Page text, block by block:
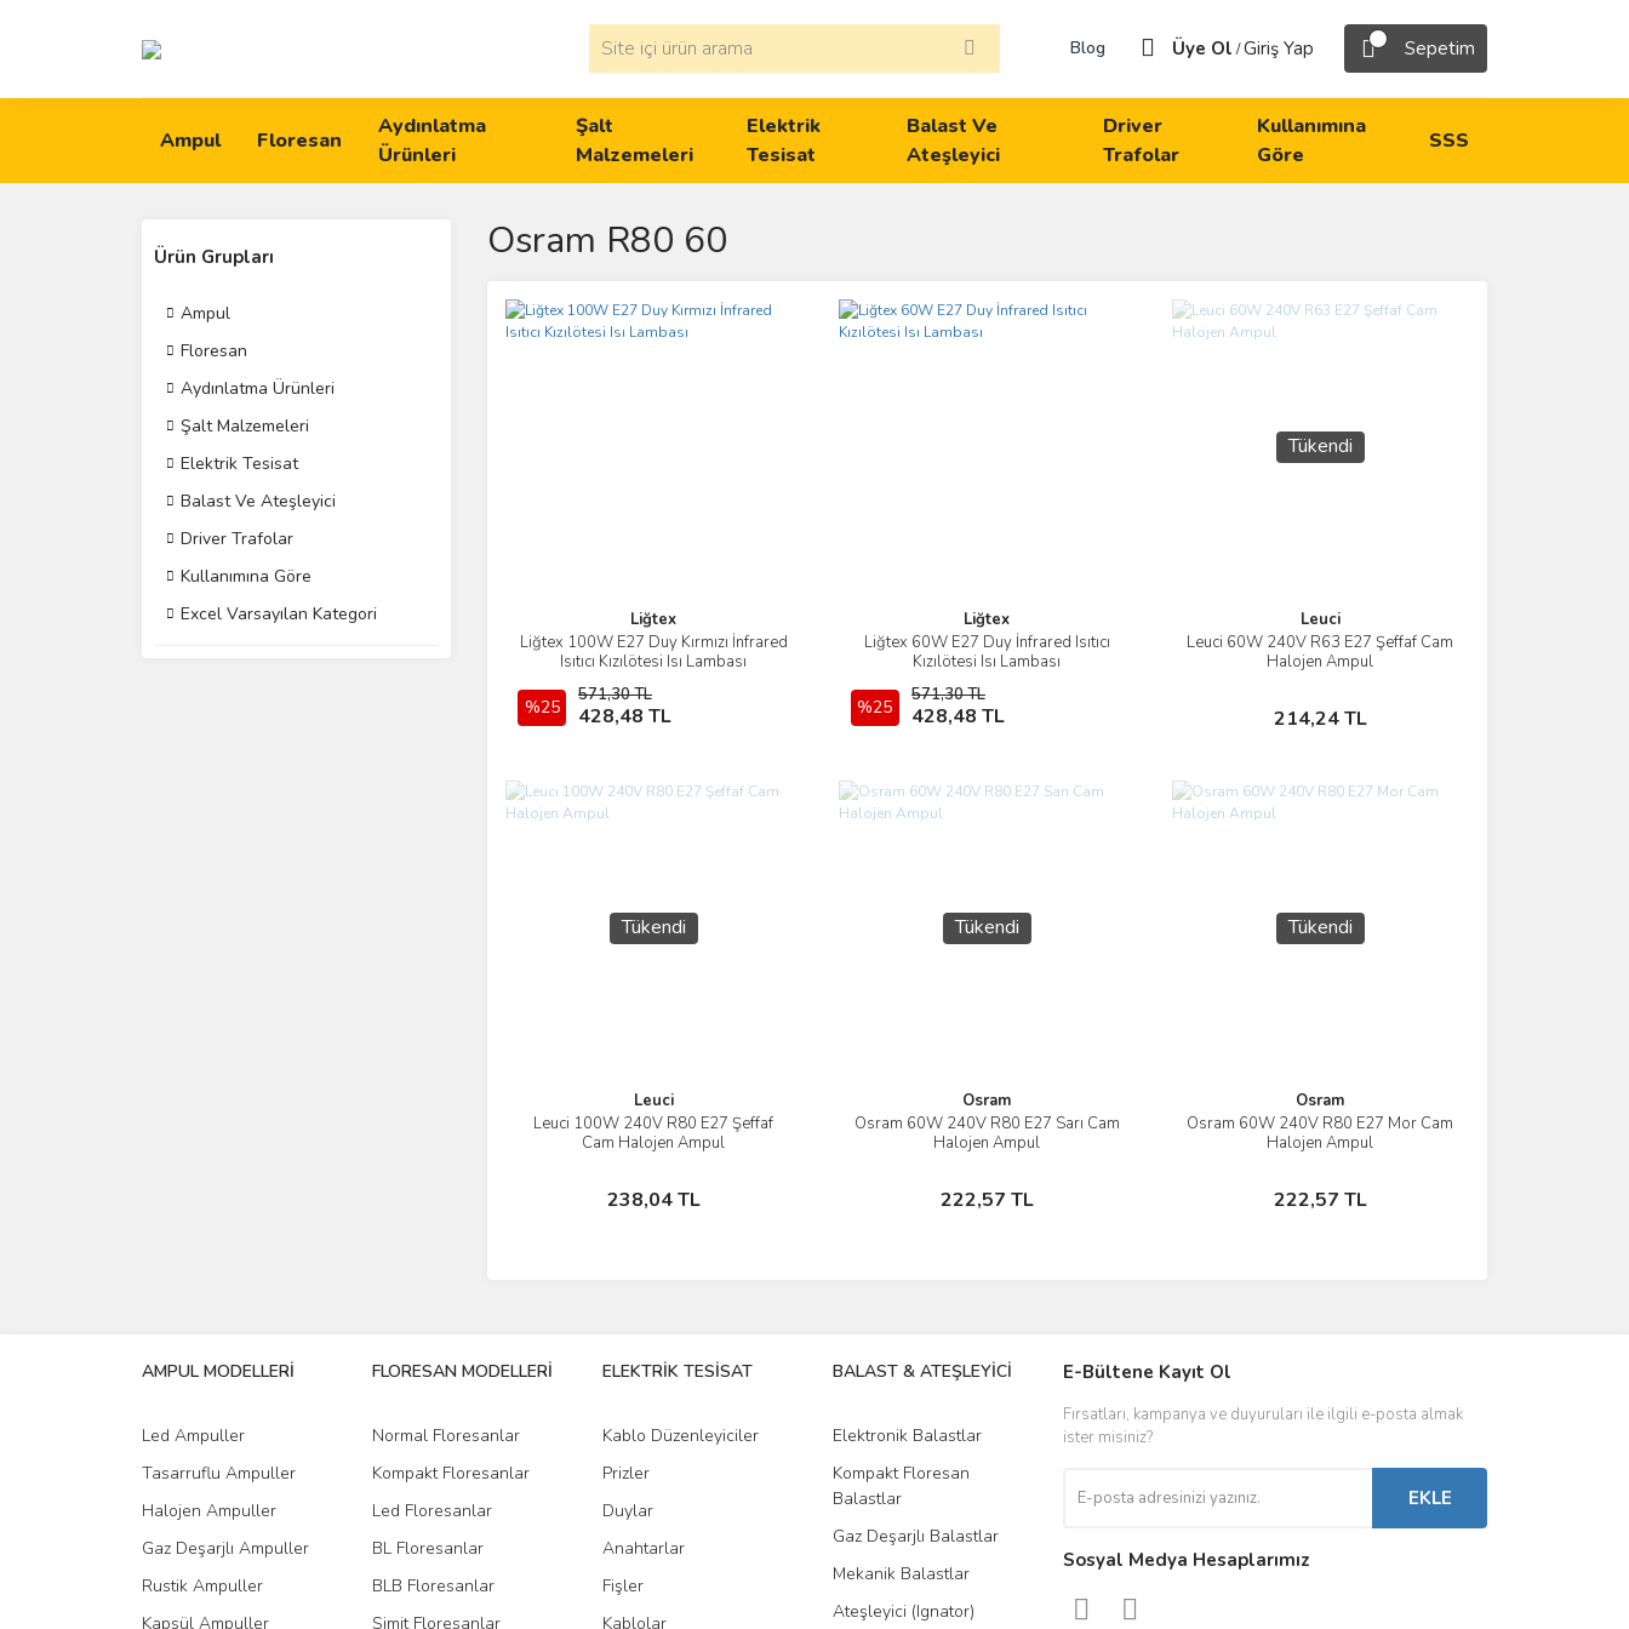
Blog Üye Ol /Giriş Yap Sepetim
Ampul Floresan
Aydınlatma
Ürünleri
Şalt
Malzemeleri
Elektrik
Tesisat
Balast Ve
Ateşleyici
Driver
Trafolar
Kullanımına
Göre
SSS
Ürün Grupları
Ampul
Floresan
Aydınlatma Ürünleri
Şalt Malzemeleri
Elektrik Tesisat
Balast Ve Ateşleyici
Driver Trafolar
Kullanımına Göre
Excel Varsayılan Kategori
Osram R80 60
Liğtex
Liğtex 100W E27 Duy Kırmızı İnfrared
Isıtıcı Kızılötesi Isı Lambası
%25
571,30 TL
428,48 TL
İncele
Sepete Ekle
Liğtex
Liğtex 60W E27 Duy İnfrared Isıtıcı
Kızılötesi Isı Lambası
%25
571,30 TL
428,48 TL
İncele
Sepete Ekle
Tükendi
Leuci
Leuci 60W 240V R63 E27 Şeffaf Cam
Halojen Ampul
214,24 TL
İncele
Stokta Yok
Tükendi
Leuci
Leuci 100W 240V R80 E27 Şeffaf
Cam Halojen Ampul
238,04 TL
İncele
Stokta Yok
Tükendi
Osram
Osram 60W 240V R80 E27 Sarı Cam
Halojen Ampul
222,57 TL
İncele
Stokta Yok
Tükendi
Osram
Osram 60W 240V R80 E27 Mor Cam
Halojen Ampul
222,57 TL
İncele
Stokta Yok
AMPUL MODELLERİ
Led Ampuller
Tasarruflu Ampuller
Halojen Ampuller
Gaz Deşarjlı Ampuller
Rustik Ampuller
Kapsül Ampuller
FLORESAN MODELLERİ
Normal Floresanlar
Kompakt Floresanlar
Led Floresanlar
BL Floresanlar
BLB Floresanlar
Simit Floresanlar
ELEKTRİK TESİSAT
Kablo Düzenleyiciler
Prizler
Duylar
Anahtarlar
Fişler
Kablolar
BALAST & ATEŞLEYİCİ
Elektronik Balastlar
Kompakt Floresan
Balastlar
Gaz Deşarjlı Balastlar
Mekanik Balastlar
Ateşleyici (Ignator)
DRIVER & TRAFO
Led Driverlar
Kontaktörler
Sigorta & Otomatlar
E-Bültene Kayıt Ol
Fırsatları, kampanya ve duyuruları ile ilgili e-posta almak
ister misiniz?
EKLE
Sosyal Medya Hesaplarımız